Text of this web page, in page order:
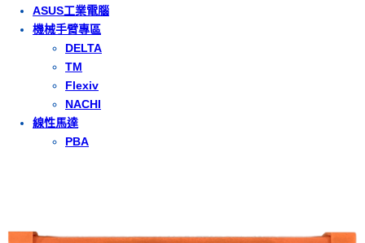
ASUS工業電腦
機械手臂專區
DELTA
TM
Flexiv
NACHI
線性馬達
PBA